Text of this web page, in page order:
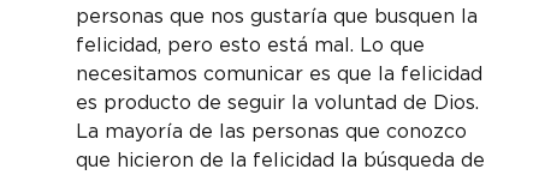
personas que nos gustaría que busquen la
felicidad, pero esto está mal. Lo que
necesitamos comunicar es que la felicidad
es producto de seguir la voluntad de Dios.
La mayoría de las personas que conozco
que hicieron de la felicidad la búsqueda de